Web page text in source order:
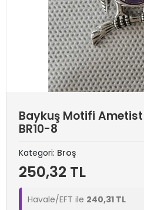
Baykuş Motifi
BR10-8
Kategori: Broş
250,32 TL
Havale/EFT ile 240,31 TL